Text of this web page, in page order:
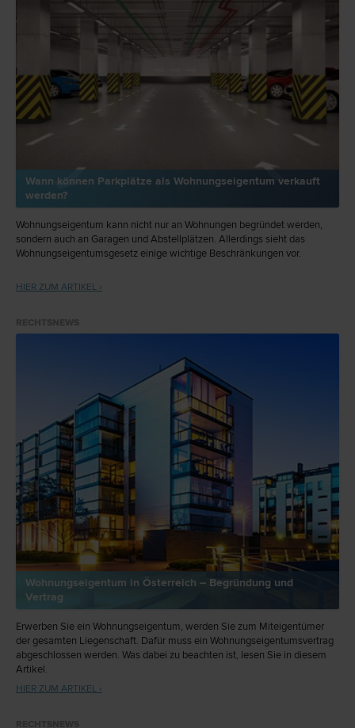
Wann können Parkplätze als Wohnungseigentum verkauft
werden?
Wohnungseigentum kann nicht nur an Wohnungen begründet werden,
sondern auch an Garagen und Abstellplätzen. Allerdings sieht das
Wohnungseigentumsgesetz einige wichtige Beschränkungen vor.
HIER ZUM ARTIKEL ›
Wohnungseigentum in Österreich – Begründung und
Vertrag
Erwerben Sie ein Wohnungseigentum, werden Sie zum Miteigentümer
der gesamten Liegenschaft. Dafür muss ein Wohnungseigentumsvertrag
abgeschlossen werden. Was dabei zu beachten ist, lesen Sie in diesem
Artikel.
HIER ZUM ARTIKEL ›